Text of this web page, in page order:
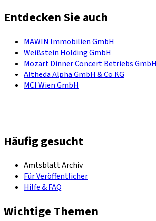
Entdecken Sie auch
MAWIN Immobilien GmbH
Weißstein Holding GmbH
Mozart Dinner Concert Betriebs GmbH
Altheda Alpha GmbH & Co KG
MCI Wien GmbH
Häufig gesucht
Amtsblatt Archiv
Für Veröffentlicher
Hilfe & FAQ
Wichtige Themen